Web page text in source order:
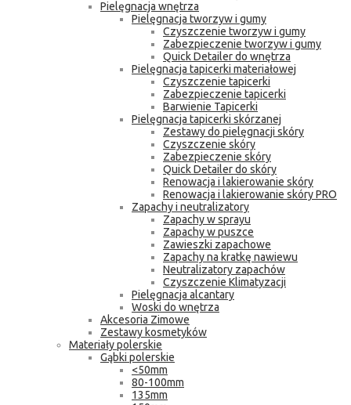
Pielęgnacja wnętrza
Pielęgnacja tworzyw i gumy
Czyszczenie tworzyw i gumy
Zabezpieczenie tworzyw i gumy
Quick Detailer do wnętrza
Pielęgnacja tapicerki materiałowej
Czyszczenie tapicerki
Zabezpieczenie tapicerki
Barwienie Tapicerki
Pielęgnacja tapicerki skórzanej
Zestawy do pielęgnacji skóry
Czyszczenie skóry
Zabezpieczenie skóry
Quick Detailer do skóry
Renowacja i lakierowanie skóry
Renowacja i lakierowanie skóry PRO
Zapachy i neutralizatory
Zapachy w sprayu
Zapachy w puszce
Zawieszki zapachowe
Zapachy na kratkę nawiewu
Neutralizatory zapachów
Czyszczenie Klimatyzacji
Pielęgnacja alcantary
Woski do wnętrza
Akcesoria Zimowe
Zestawy kosmetyków
Materiały polerskie
Gąbki polerskie
<50mm
80-100mm
135mm